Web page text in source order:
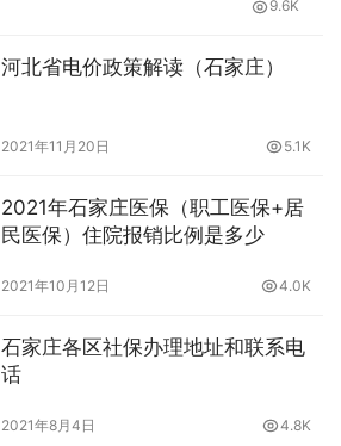
9.6K
河北省电价政策解读（石家庄）
2021年11月20日 5.1K
2021年石家庄医保（职工医保+居
民医保）住院报销比例是多少
2021年10月12日 4.0K
石家庄各区社保办理地址和联系电
话
2021年8月4日 4.8K